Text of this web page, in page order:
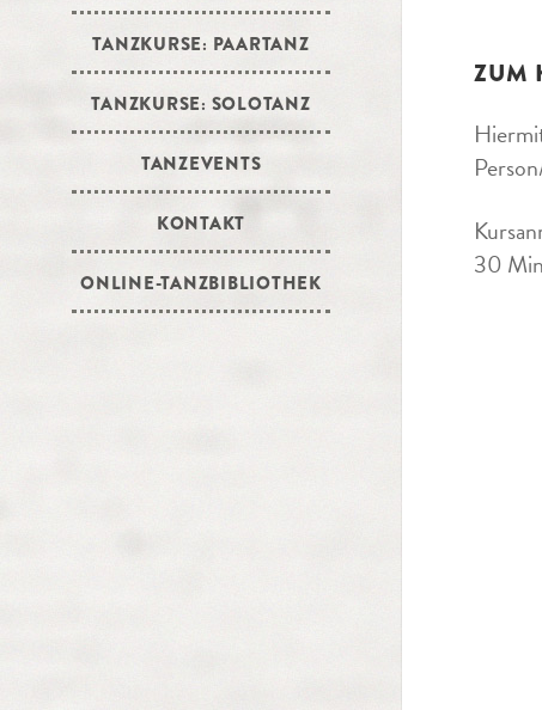
TANZKURSE: PAARTANZ
TANZKURSE: SOLOTANZ
TANZEVENTS
KONTAKT
ONLINE-TANZBIBLIOTHEK
ZUM
30